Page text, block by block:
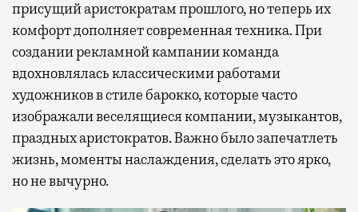
присущий аристократам прошлого, но теперь их
комфорт дополняет современная техника. При
создании рекламной кампании команда
вдохновлялась классическими работами
художников в стиле барокко, которые часто
изображали веселящиеся компании, музыкантов,
праздных аристократов. Важно было запечатлеть
жизнь, моменты наслаждения, сделать это ярко,
но не вычурно.